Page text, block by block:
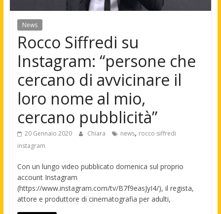
News
Rocco Siffredi su
Instagram: “persone che
cercano di avvicinare il
loro nome al mio,
cercano pubblicità”
20 Gennaio 2020 Chiara news, rocco siffredi
instagram
Con un lungo video pubblicato domenica sul proprio
account Instagram
(https://www.instagram.com/tv/B7f9easJyI4/), il regista,
attore e produttore di cinematografia per adulti,